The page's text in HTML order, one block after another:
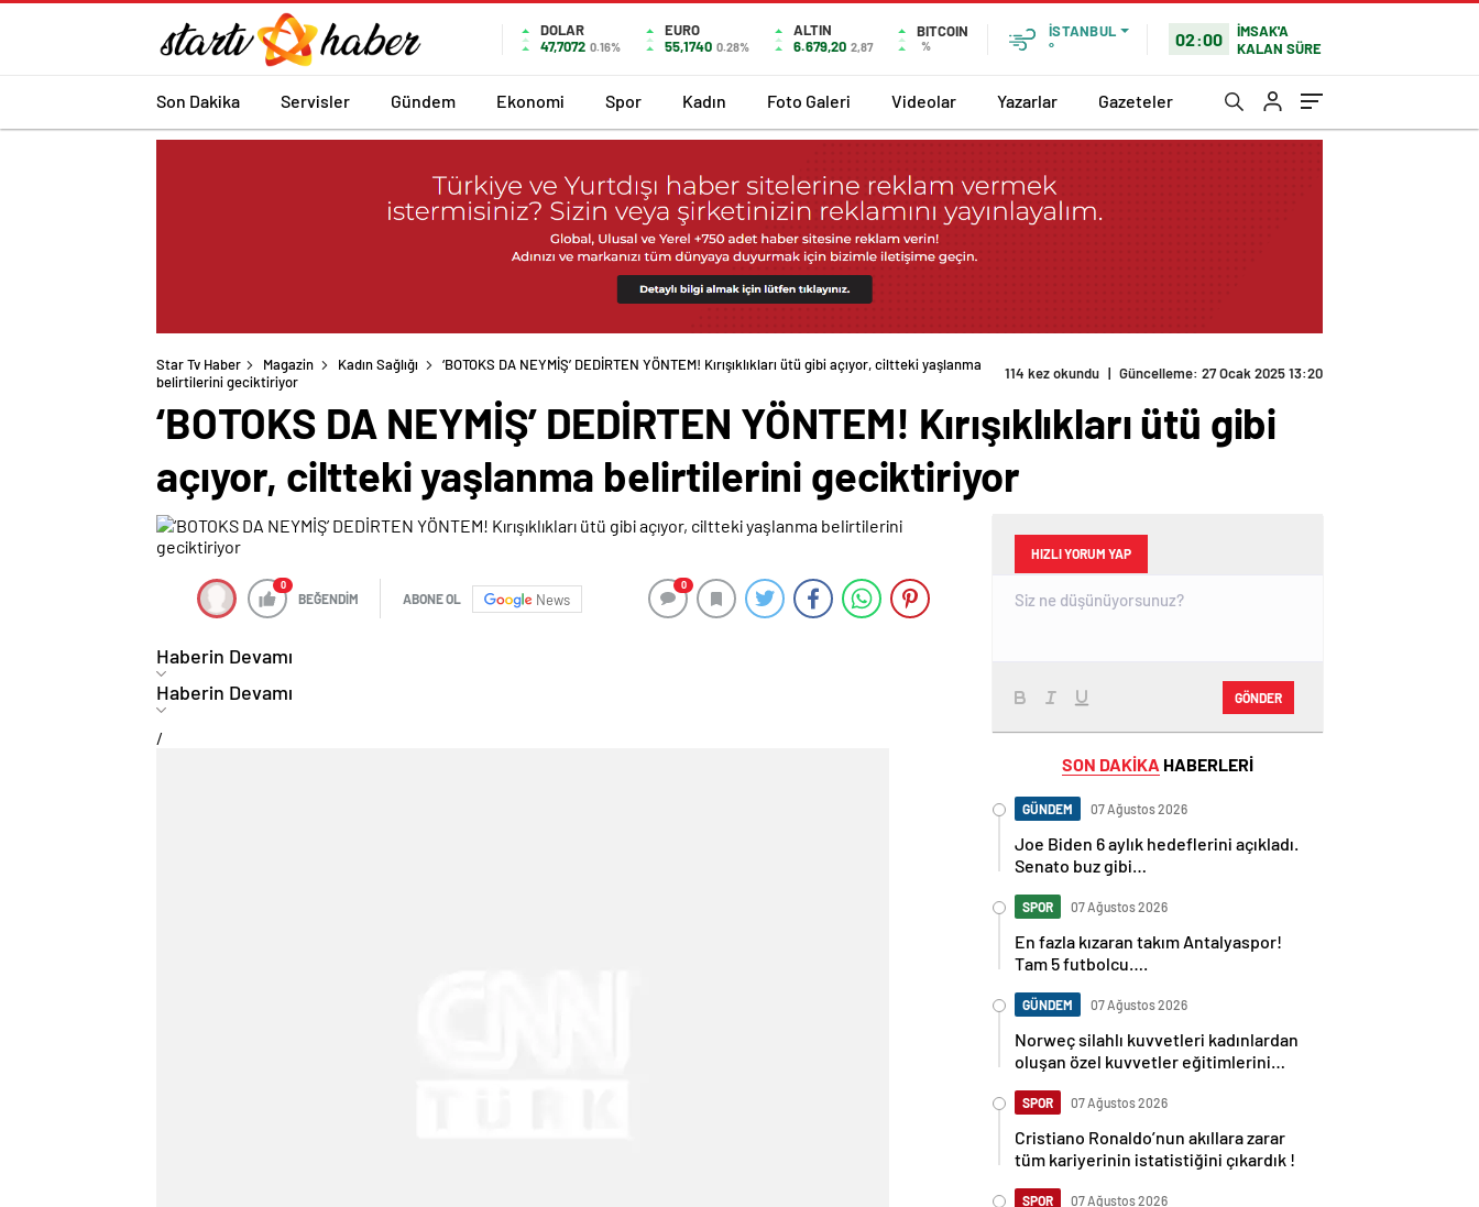
DOLAR
47,7072 0.16%
EURO
55,1740 0.28%
ALTIN
6.679,20 2,87
BITCOIN
%
İSTANBUL
°
02:00
İMSAK'A
KALAN SÜRE
Son Dakika Servisler Gündem Ekonomi Spor Kadın Foto Galeri Videolar Yazarlar Gazeteler
Star Tv Haber Magazin Kadın Sağlığı
‘BOTOKS DA NEYMİŞ’ DEDİRTEN YÖNTEM! Kırışıklıkları ütü gibi açıyor, ciltteki yaşlanma
belirtilerini geciktiriyor
114 kez okundu | Güncelleme: 27 Ocak 2025 13:20
‘BOTOKS DA NEYMİŞ’ DEDİRTEN YÖNTEM! Kırışıklıkları ütü gibi
açıyor, ciltteki yaşlanma belirtilerini geciktiriyor
0
BEĞENDİM ABONE OL News
0
Haberin Devamı
Haberin Devamı
/
HIZLI YORUM YAP
GÖNDER
SON DAKİKA HABERLERİ
GÜNDEM 07 Ağustos 2026
Joe Biden 6 aylık hedeflerini açıkladı.
Senato buz gibi…
SPOR 07 Ağustos 2026
En fazla kızaran takım Antalyaspor!
Tam 5 futbolcu….
GÜNDEM 07 Ağustos 2026
Norweç silahlı kuvvetleri kadınlardan
oluşan özel kuvvetler eğitimlerini
SPOR 07 Ağustos 2026
Cristiano Ronaldo’nun akıllara zarar
tüm kariyerinin istatistiğini çıkardık !
SPOR 07 Ağustos 2026